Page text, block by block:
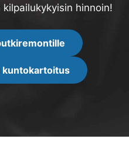
hinnoin!
kuntokartoitus